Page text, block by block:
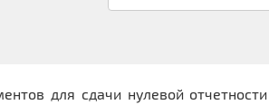
для сдачи нулевой